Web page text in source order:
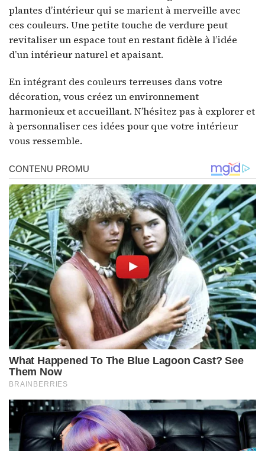
plantes d’intérieur qui se marient à merveille avec
ces couleurs. Une petite touche de verdure peut
revitaliser un espace tout en restant fidèle à l’idée
d’un intérieur naturel et apaisant.
En intégrant des couleurs terreuses dans votre
décoration, vous créez un environnement
harmonieux et accueillant. N’hésitez pas à explorer et
à personnaliser ces idées pour que votre intérieur
vous ressemble.